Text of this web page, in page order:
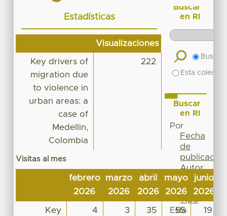
Estadísticas
Visualizaciones
Key drivers of
migration due
to violence in
urban areas: a
case of
Medellin,
Colombia
222
Visitas al mes
febrero
2026
marzo
2026
abril
2026
mayo
2026
junio
2026
Key
4 3 35 55 19
Buscar
en RI
Buscar
Esta
Buscar
en RI
Por
Fecha
de
publicación
Autor
Título
Materia
Tipo
Esta